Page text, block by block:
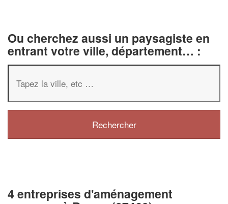
Ou cherchez aussi un paysagiste en
entrant votre ville, département… :
4 entreprises d'aménagement